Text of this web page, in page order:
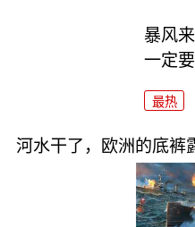
暴风
一定
最热
河水干了，欧洲的底裤